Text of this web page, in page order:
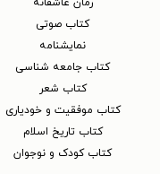
رمان عاشقانه
کتاب‌ صوتی
نمایشنامه
کتاب جامعه شناسی
کتاب شعر
کتاب موفقیت و خودیاری
کتاب تاریخ اسلام
کتاب کودک و نوجوان